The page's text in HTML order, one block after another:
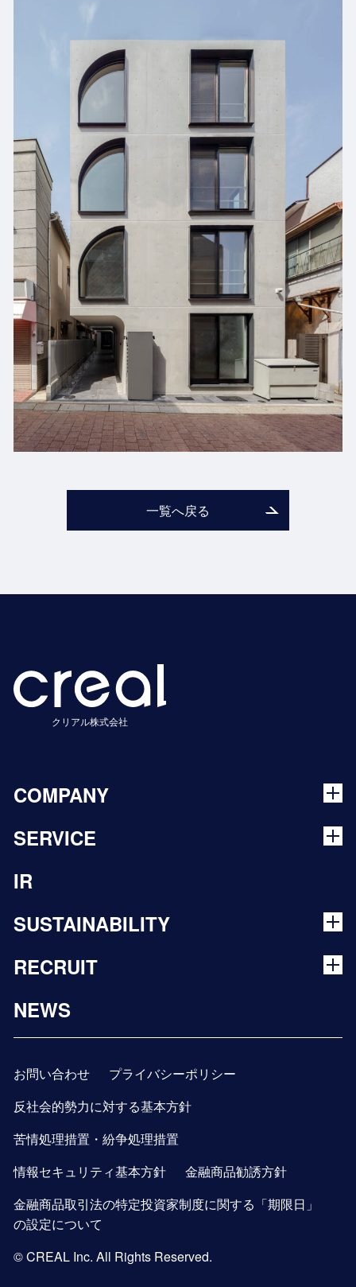
一覧へ戻る
クリアル株式会社
COMPANY
SERVICE
IR
SUSTAINABILITY
RECRUIT
NEWS
お問い合わせ
プライバシーポリシー
反社会的勢力に対する基本方針
苦情処理措置・紛争処理措置
情報セキュリティ基本方針
金融商品勧誘方針
金融商品取引法の特定投資家制度に関する「期限日」
の設定について
© CREAL Inc. All Rights Reserved.